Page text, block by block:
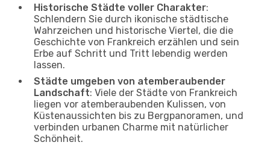
Historische Städte voller Charakter:
Schlendern Sie durch ikonische städtische
Wahrzeichen und historische Viertel, die die
Geschichte von Frankreich erzählen und sein
Erbe auf Schritt und Tritt lebendig werden
lassen.
Städte umgeben von atemberaubender
Landschaft: Viele der Städte von Frankreich
liegen vor atemberaubenden Kulissen, von
Küstenaussichten bis zu Bergpanoramen, und
verbinden urbanen Charme mit natürlicher
Schönheit.